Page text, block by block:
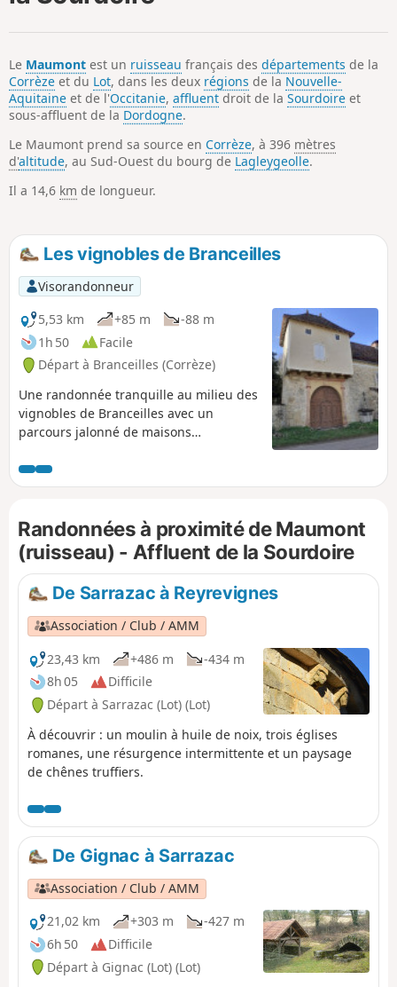
Le Maumont est un ruisseau français des départements de la
Corrèze et du Lot, dans les deux régions de la Nouvelle-
Aquitaine et de l'Occitanie, affluent droit de la Sourdoire et
sous-affluent de la Dordogne.
Le Maumont prend sa source en Corrèze, à 396 mètres
d'altitude, au Sud-Ouest du bourg de Lagleygeolle.
Il a 14,6 km de longueur.
Les vignobles de Branceilles
Visorandonneur
5,53 km
+85 m
-88 m
1h 50
Facile
Départ à Branceilles (Corrèze)
Une randonnée tranquille au milieu des
vignobles de Branceilles avec un
parcours jalonné de maisons
Randonnées à proximité de Maumont
(ruisseau) - Affluent de la Sourdoire
De Sarrazac à Reyrevignes
Association / Club / AMM
23,43 km
+486 m
-434 m
8h 05
Difficile
Départ à Sarrazac (Lot) (Lot)
À découvrir : un moulin à huile de noix, trois églises
romanes, une résurgence intermittente et un paysage
de chênes truffiers.
De Gignac à Sarrazac
Association / Club / AMM
21,02 km
+303 m
-427 m
6h 50
Difficile
Départ à Gignac (Lot) (Lot)